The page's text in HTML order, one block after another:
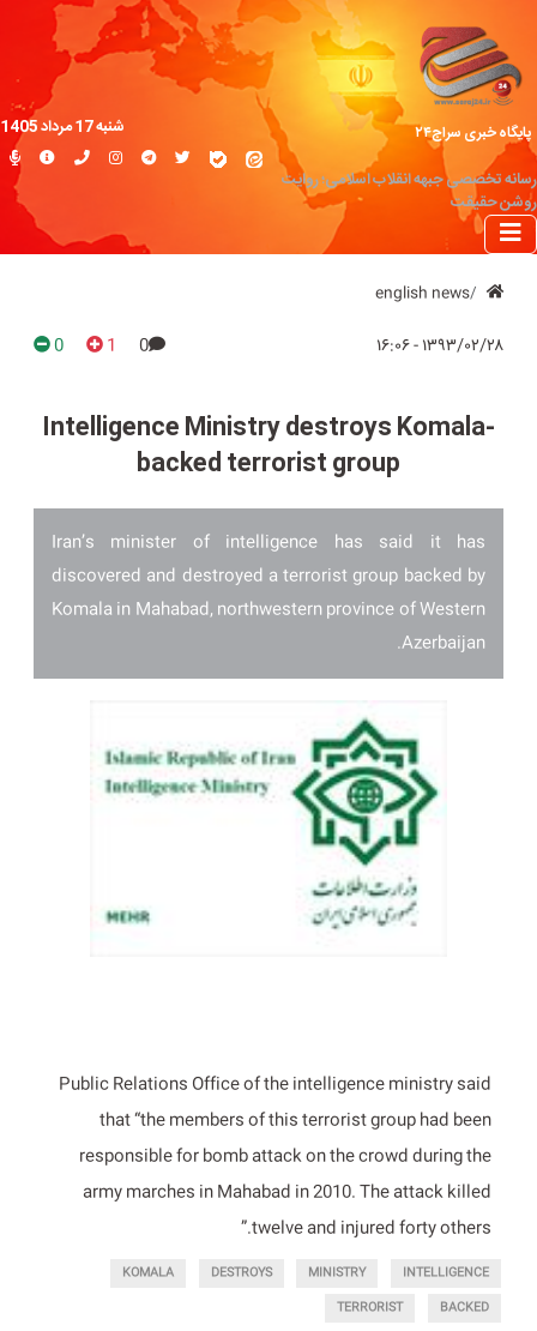
پایگاه خبری سراج۲۴
رسانه تخصصی جبهه انقلاب اسلامی؛ روایت
روشن حقیقت
شنبه 17 مرداد 1405
english news
۱۳۹۳/۰۲/۲۸ - ۱۶:۰۶ 0
1
0
Intelligence Ministry destroys Komala-
backed terrorist group
Iran’s minister of intelligence has said it has
discovered and destroyed a terrorist group backed by
Komala in Mahabad, northwestern province of Western
Azerbaijan.
Public Relations Office of the intelligence ministry said
that “the members of this terrorist group had been
responsible for bomb attack on the crowd during the
army marches in Mahabad in 2010. The attack killed
twelve and injured forty others.”
INTELLIGENCE
MINISTRY
DESTROYS
KOMALA
BACKED
TERRORIST